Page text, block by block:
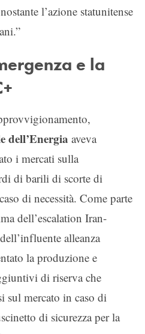
l’azione statunitense
e la
dell’Energia aveva
i mercati sulla
di barili di scorte di
di necessità. Come parte
dell’escalation Iran-
alleanza
la produzione e
di riserva che
sul mercato in caso di
di sicurezza per la